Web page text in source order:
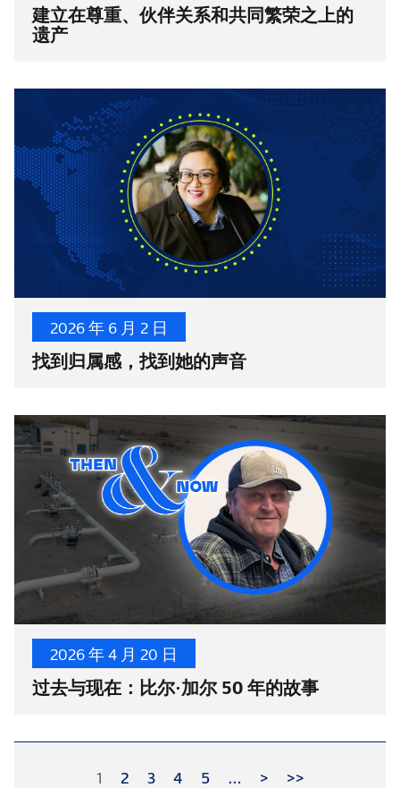
建立在尊重、伙伴关系和共同繁荣之上的
遗产
2026 年 6 月 2 日
找到归属感，找到她的声音
2026 年 4 月 20 日
过去与现在：比尔·加尔 50 年的故事
1 2 3 4 5 … > >>